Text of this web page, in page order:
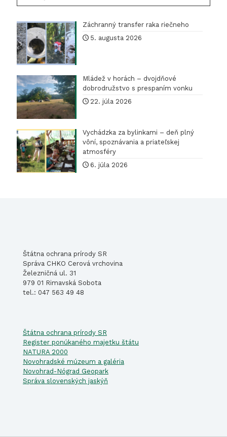
okolo
Záchranný transfer raka riečneho
5. augusta 2026
Mládež v horách – dvojdňové
dobrodružstvo s prespaním vonku
22. júla 2026
Vychádzka za bylinkami – deň plný
vôní, spoznávania a priateľskej
atmosféry
6. júla 2026
Štátna ochrana prírody SR
Správa CHKO Cerová vrchovina
Železničná ul. 31
979 01 Rimavská Sobota
tel.: 047 563 49 48
Štátna ochrana prírody SR
Register ponúkaného majetku štátu
NATURA 2000
Novohradské múzeum a galéria
Novohrad-Nógrad Geopark
Správa slovenských jaskýň